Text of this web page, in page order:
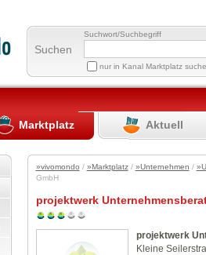
Suchen
Suchwort/Suchbegriff
nur in Kanal Marktplatz
Marktplatz Aktuell
»vivomondo / »Marktplatz/ »Unternehmen /
GmbH
projektwerk
projektwerk
Kleine